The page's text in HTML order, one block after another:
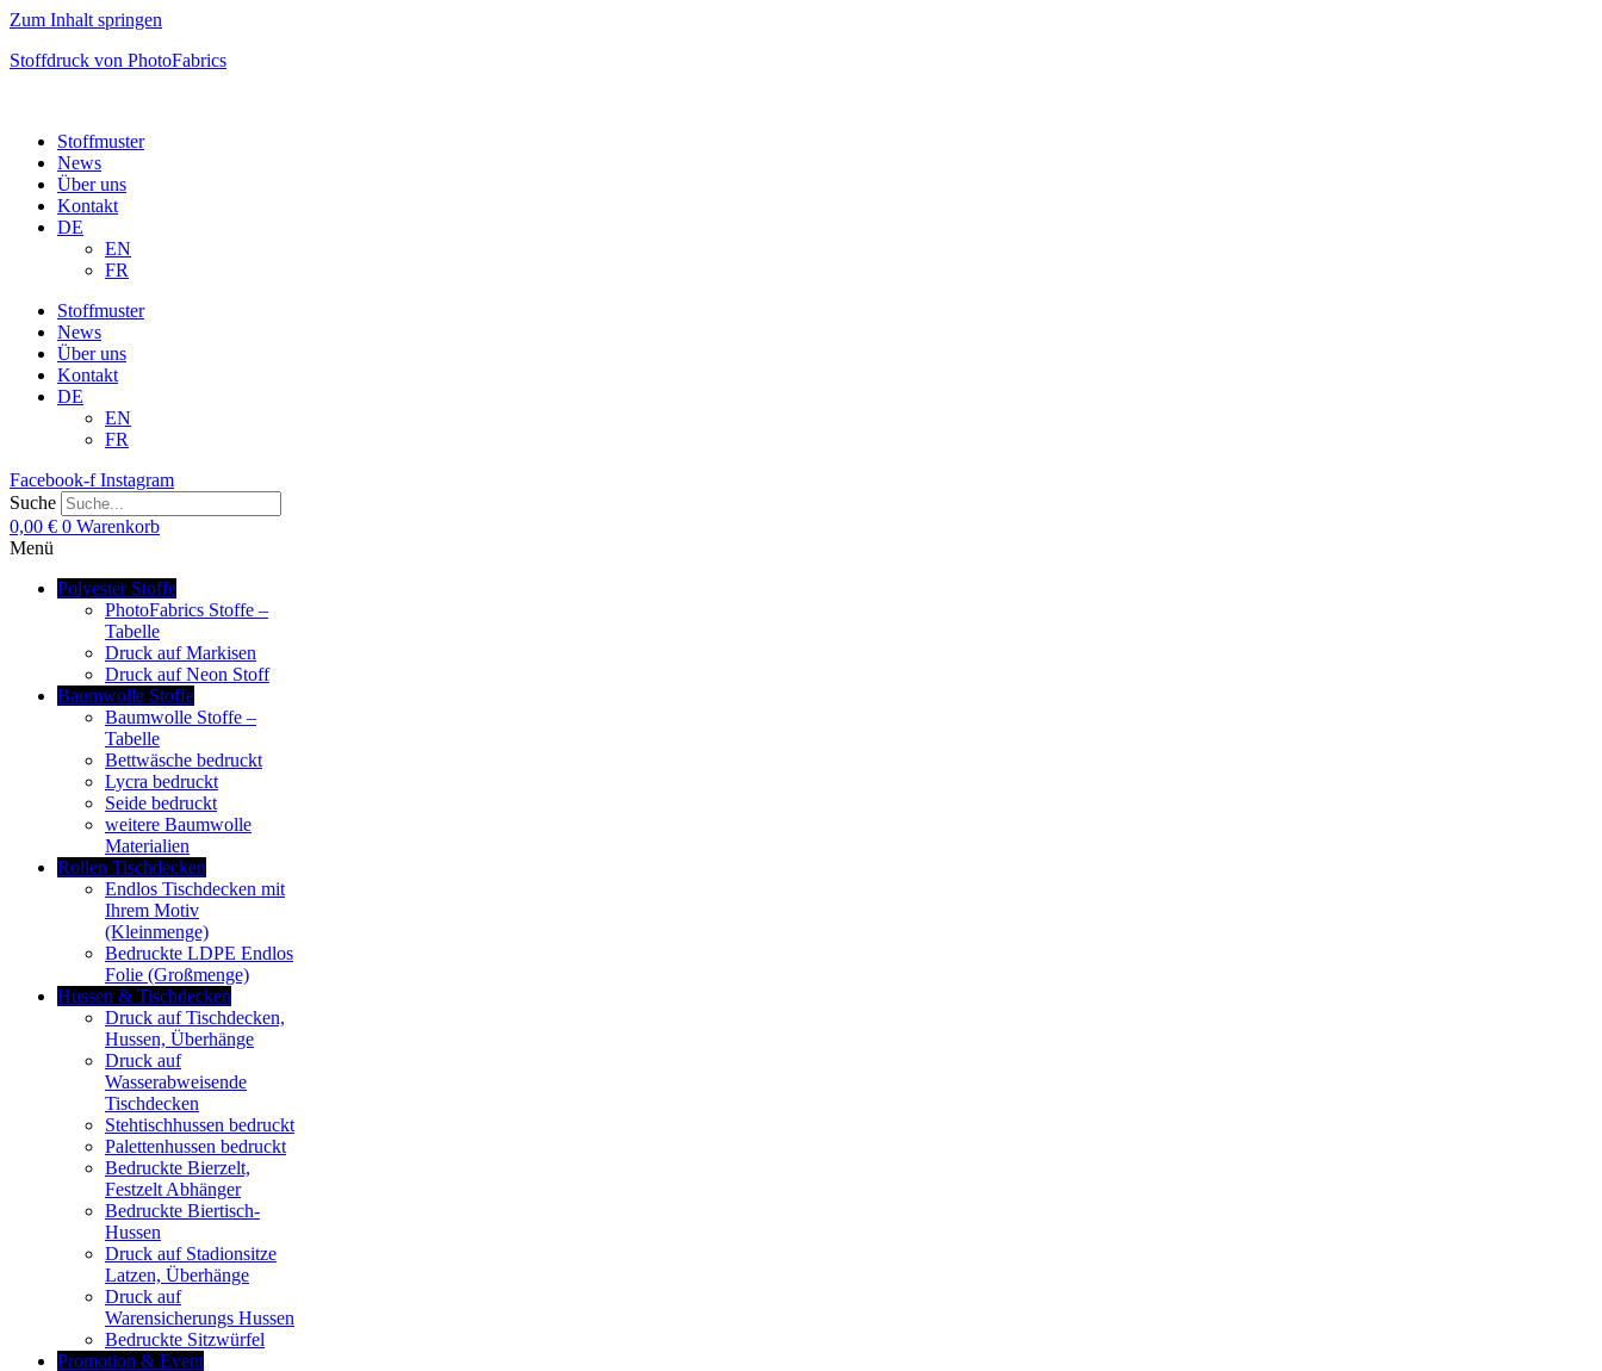
Zum Inhalt springen
Stoffdruck von PhotoFabrics
Stoffmuster
News
Über uns
Kontakt
DE
EN
FR
Stoffmuster
News
Über uns
Kontakt
DE
EN
FR
Facebook-f Instagram
Suche
0,00 € 0 Warenkorb
Menü
Polyester Stoffe
PhotoFabrics Stoffe –
Tabelle
Druck auf Markisen
Druck auf Neon Stoff
Baumwolle Stoffe
Baumwolle Stoffe –
Tabelle
Bettwäsche bedruckt
Lycra bedruckt
Seide bedruckt
weitere Baumwolle
Materialien
Rollen Tischdecken
Endlos Tischdecken mit
Ihrem Motiv
(Kleinmenge)
Bedruckte LDPE Endlos
Folie (Großmenge)
Hussen & Tischdecken
Druck auf Tischdecken,
Hussen, Überhänge
Druck auf
Wasserabweisende
Tischdecken
Stehtischhussen bedruckt
Palettenhussen bedruckt
Bedruckte Bierzelt,
Festzelt Abhänger
Bedruckte Biertisch-
Hussen
Druck auf Stadionsitze
Latzen, Überhänge
Druck auf
Warensicherungs Hussen
Bedruckte Sitzwürfel
Promotion & Event